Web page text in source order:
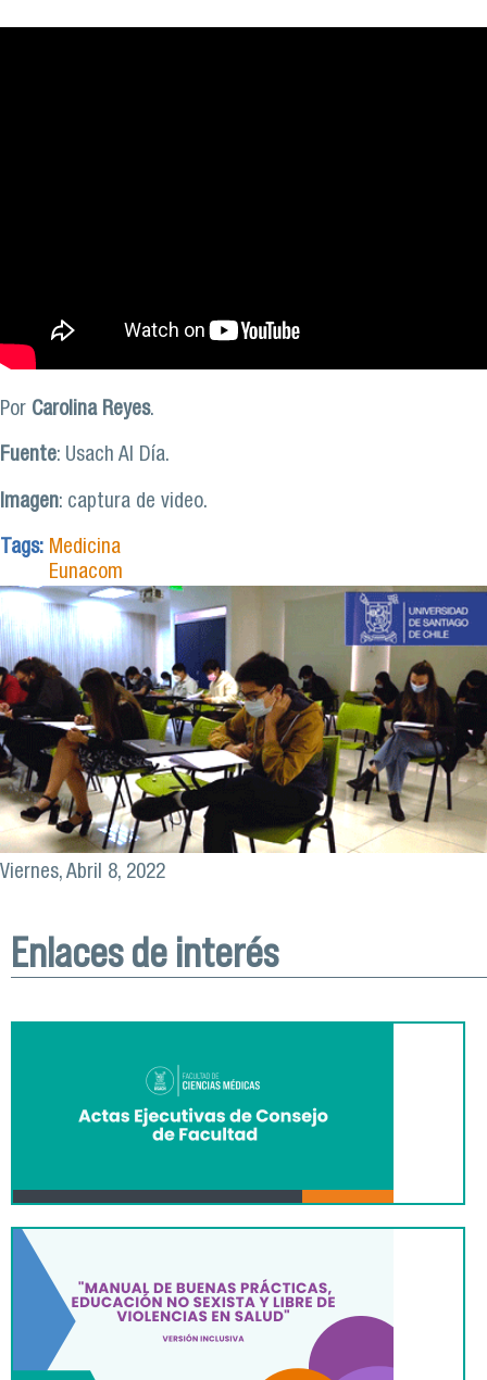
Por Carolina Reyes.
Fuente: Usach Al Día.
Imagen: captura de video.
Tags: Medicina
Eunacom
Viernes, Abril 8, 2022
Enlaces de interés